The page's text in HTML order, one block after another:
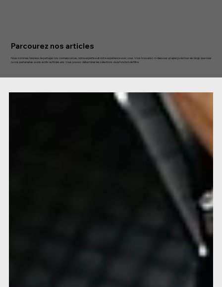
Parcourez nos articles
Nous sommes heureux de partager nos connaissances, notre expertise et notre expérience avec vous. Vous trouverez ci-dessous un aperçu de tous les blogs que nous
ou nos partenaires avons écrits au fil des ans. Vous pouvez déterminer les sélections via la fonction de filtre.